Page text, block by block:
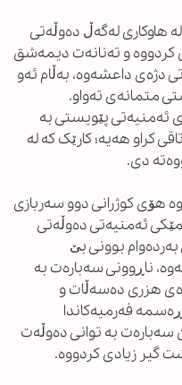
هاوکاری لەگەڵ دەوڵەتی
کردووە و تەنانەت دیمەشق
دژەی داعشەوە، بەڵام ئەو
متمانەی تەواو.
ئەمنیەتی پێویستی بە
کراو هەیە؛ کارێک کە لە
دی.
هۆی کوژرانی دوو سەربازی
ئەمنیەتی دەوڵەتی
بوونی بێ
ناڕوونی سەبارەت بە
هزری دەسەڵات و
فەرمیەکاندا
سەبارەت بە توانی دەوڵەت
گیر زیادی کردووە.